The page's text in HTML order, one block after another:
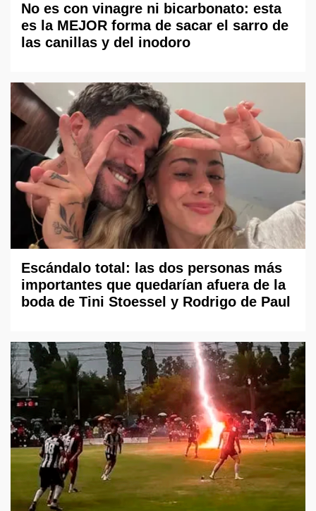
No es con vinagre ni bicarbonato: esta
es la MEJOR forma de sacar el sarro de
las canillas y del inodoro
Escándalo total: las dos personas más
importantes que quedarían afuera de la
boda de Tini Stoessel y Rodrigo de Paul